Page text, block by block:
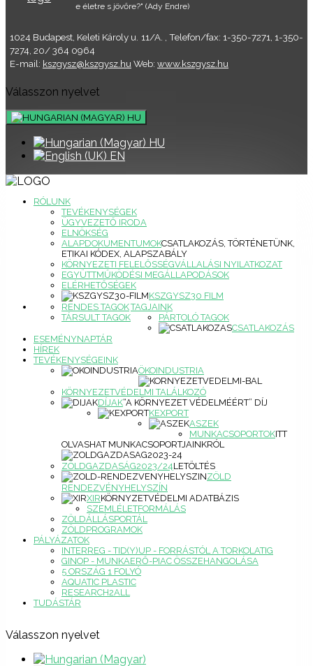
e életre s jövőre?" (Ady Endre)
1024 Budapest, Keleti Károly u. 11/A. , Telefon/fax: 1-350-7271, 1-350-
7274, 20/ 364 0964
E-mail: kszgysz@kszgysz.hu Web: www.kszgysz.hu
Válasszon nyelvet
HU
HU
EN
RÓLUNK
TEVÉKENYSÉGEK
ÜGYVEZETŐ IRODA
ELNÖKSÉG
ALAPDOKUMENTUMOKCSATLAKOZÁS, TÖRTÉNETÜNK,
ETIKAI KÓDEX, ALAPSZABÁLY
KÖRNYEZETI FELELŐSSÉGVÁLLALÁSI NYILATKOZAT
EGYÜTTMŰKÖDÉSI MEGÁLLAPODÁSOK
ELÉRHETŐSÉGEK
KSZGYSZ30 FILM
TAGJAINK
RENDES TAGOK
TÁRSULT TAGOK
PÁRTOLÓ TAGOK
CSATLAKOZÁS
ESEMÉNYNAPTÁR
HÍREK
TEVÉKENYSÉGEINK
ÖKOINDUSTRIA
KÖRNYEZETVÉDELMI TALÁLKOZÓ
DÍJAK“A KÖRNYEZET VÉDELMÉÉRT” DÍJ
KEXPORT
ASZEK
MUNKACSOPORTOKITT
OLVASHAT MUNKACSOPORTJAINKRÓL
ZÖLDGAZDASÁG2023/24LETÖLTÉS
ZÖLD
RENDEZVÉNYHELYSZÍN
XIRKÖRNYZETVÉDELMI ADATBÁZIS
SZEMLÉLETFORMÁLÁS
ZÖLDÁLLÁSPORTÁL
ZÖLDPROGRAMOK
PÁLYÁZATOK
INTERREG - TID(Y)UP - FORRÁSTÓL A TORKOLATIG
GINOP - MUNKAERŐ-PIAC ÖSSZEHANGOLÁSA
5 ORSZÁG 1 FOLYÓ
AQUATIC PLASTIC
RESEARCH2ALL
TUDÁSTÁR
Válasszon nyelvet